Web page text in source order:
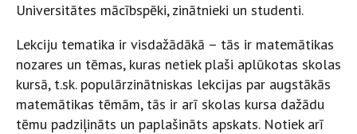
Universitātes mācībspēki, zinātnieki un studenti.
Lekciju tematika ir visdažādākā – tās ir matemātikas
nozares un tēmas, kuras netiek plaši aplūkotas skolas
kursā, t.sk. populārzinātniskas lekcijas par augstākās
matemātikas tēmām, tās ir arī skolas kursa dažādu
tēmu padziļināts un paplašināts apskats. Notiek arī